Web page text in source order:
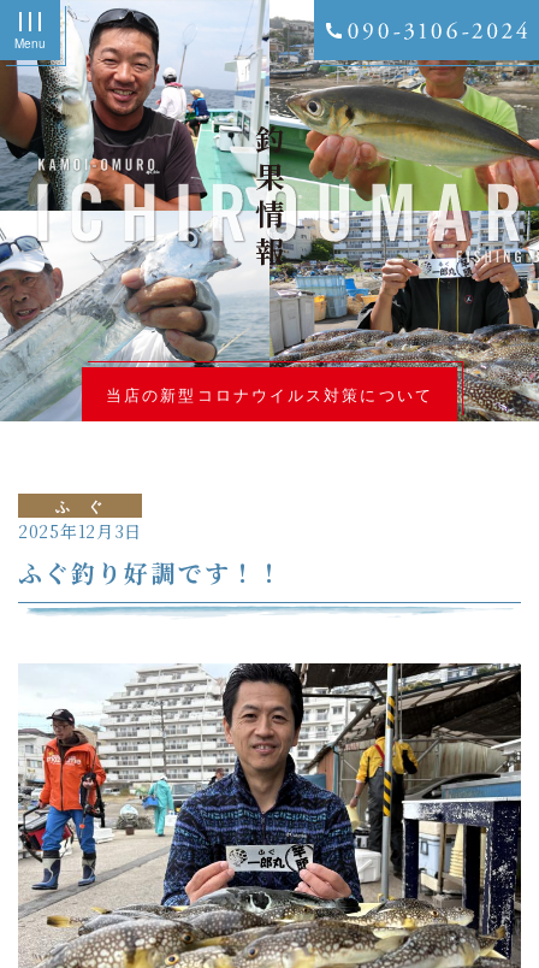
Menu
釣果情報
当店の新型コロナウイルス対策について
ふ ぐ
2025年12月3日
ふぐ釣り好調です！！